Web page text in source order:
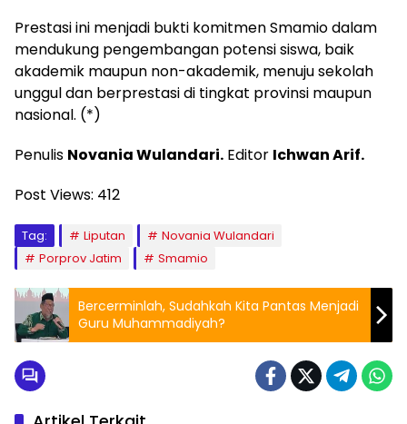
Prestasi ini menjadi bukti komitmen Smamio dalam
mendukung pengembangan potensi siswa, baik
akademik maupun non-akademik, menuju sekolah
unggul dan berprestasi di tingkat provinsi maupun
nasional. (*)
Penulis Novania Wulandari. Editor Ichwan Arif.
Post Views: 412
Tag: Liputan
Novania Wulandari
Porprov Jatim
Smamio
Bercerminlah, Sudahkah Kita Pantas Menjadi
Guru Muhammadiyah?